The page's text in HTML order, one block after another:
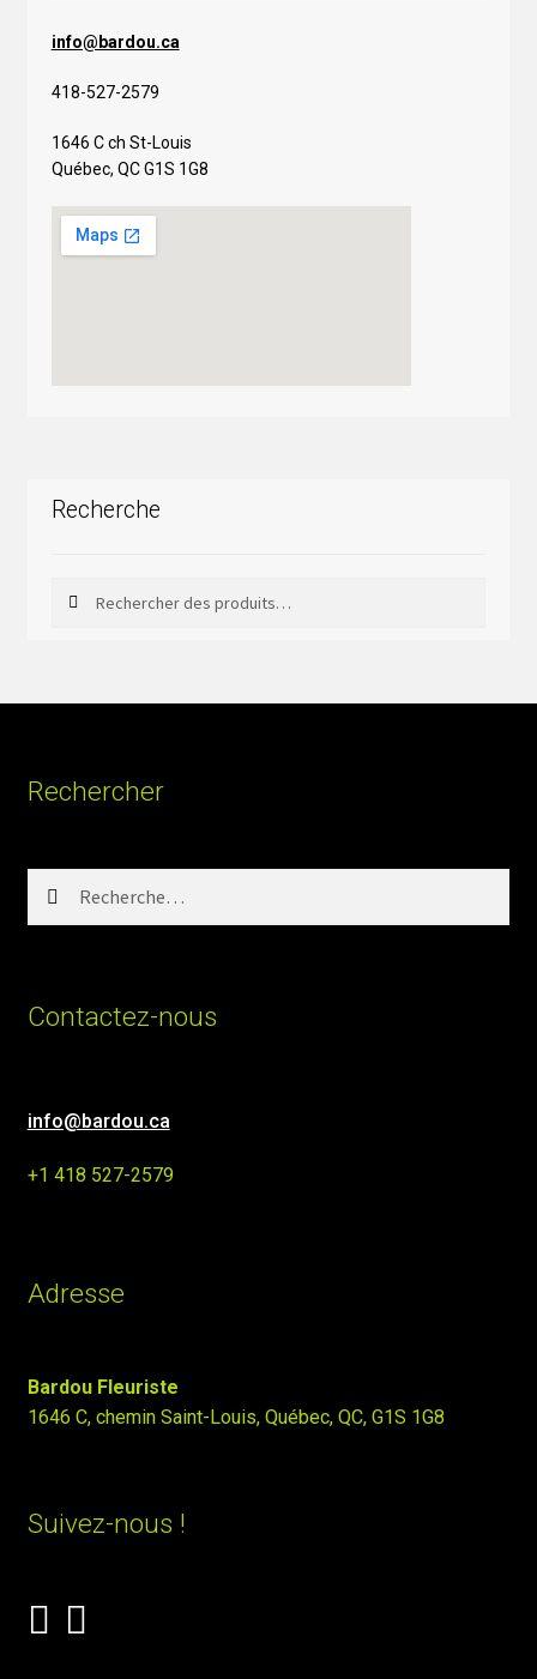
info@bardou.ca
418-527-2579
1646 C ch St-Louis
Québec, QC G1S 1G8
Recherche
Rechercher
Contactez-nous
info@bardou.ca
+1 418 527-2579
Adresse
Bardou Fleuriste
1646 C, chemin Saint-Louis, Québec, QC, G1S 1G8
Suivez-nous !